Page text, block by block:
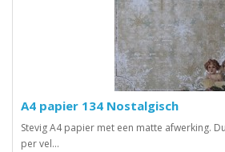
A4 papier 134 Nostalgisch
Stevig A4 papier met een matte afwerking.
per vel...